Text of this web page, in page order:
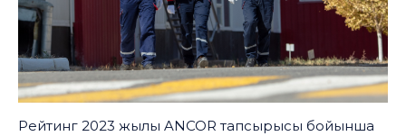
Рейтинг 2023 жылы ANCOR тапсырысы бойынша